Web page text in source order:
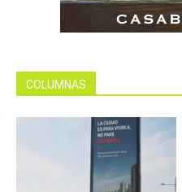
COLUMNAS